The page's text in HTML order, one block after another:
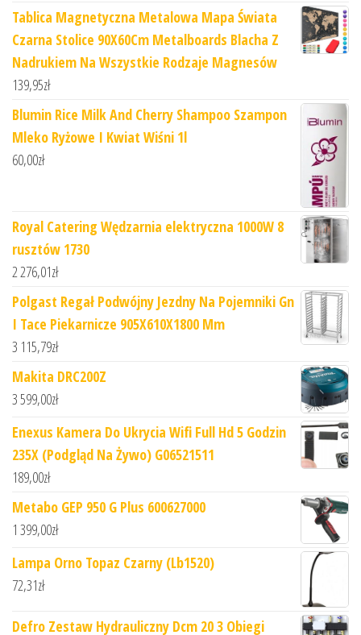
Tablica Magnetyczna Metalowa Mapa Świata
Czarna Stolice 90X60Cm Metalboards Blacha Z
Nadrukiem Na Wszystkie Rodzaje Magnesów
139,95zł
Blumin Rice Milk And Cherry Shampoo Szampon
Mleko Ryżowe I Kwiat Wiśni 1l
60,00zł
Royal Catering Wędzarnia elektryczna 1000W 8
rusztów 1730
2 276,01zł
Polgast Regał Podwójny Jezdny Na Pojemniki Gn
I Tace Piekarnicze 905X610X1800 Mm
3 115,79zł
Makita DRC200Z
3 599,00zł
Enexus Kamera Do Ukrycia Wifi Full Hd 5 Godzin
235X (Podgląd Na Żywo) G06521511
189,00zł
Metabo GEP 950 G Plus 600627000
1 399,00zł
Lampa Orno Topaz Czarny (Lb1520)
72,31zł
Defro Zestaw Hydrauliczny Dcm 20 3 Obiegi